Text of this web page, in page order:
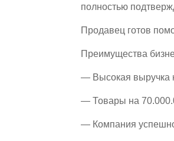
полностью
Продавец готов
Преимущества
— Высокая выручка
— Товары на
— Компания